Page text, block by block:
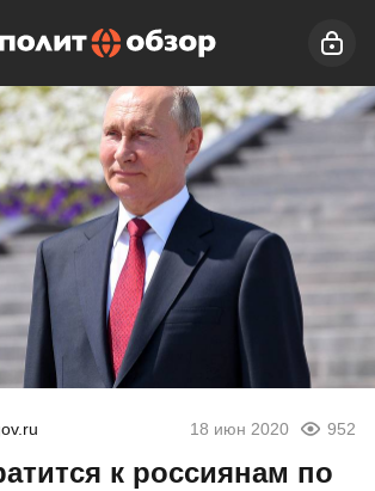
18 июн 2020 952
к россиянам по